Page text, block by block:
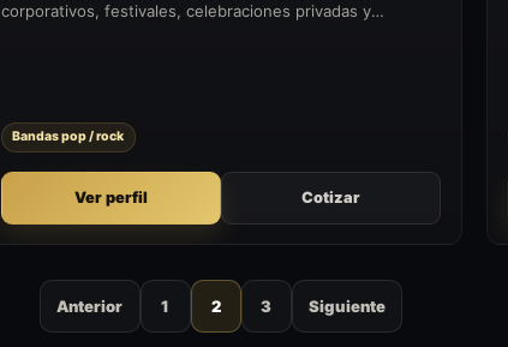
corporativos, festivales, celebraciones privadas y
Bandas pop / rock
Ver perfil Cotizar
Anterior 1 2 3 Siguiente